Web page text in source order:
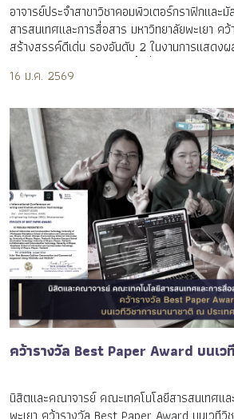
อาจารย์ประจำสาขาวิชาคอมพิวเตอร์กราฟิกและ
สารสนเทศและการสื่อสาร มหาวิทยาลัยพะเยา ค
สร้างสรรค์ดีเด่น รองอันดับ 2 ในงานการแสดงผ
16 ม.ค. 2569
คว้ารางวัล Best Paper Award บนเว
นิสิตและคณาจารย์ คณะเทคโนโลยีสารสนเทศแล